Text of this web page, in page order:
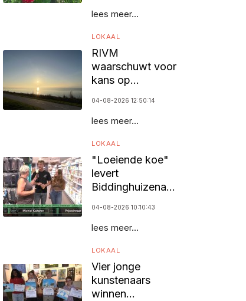
lees meer...
LOKAAL
RIVM
waarschuwt voor
kans op
04-08-2026 12:50:14
lees meer...
LOKAAL
"Loeiende koe"
levert
Biddinghuizenaar
04-08-2026 10:10:43
lees meer...
LOKAAL
Vier jonge
kunstenaars
winnen